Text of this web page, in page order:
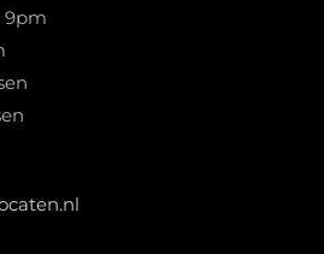
9pm